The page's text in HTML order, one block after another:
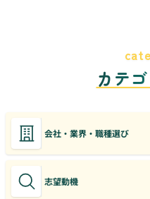
カテ
会社・業界・職種選び
志望動機